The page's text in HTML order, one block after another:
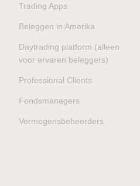
Trading Apps
Beleggen in Amerika
Daytrading platform (alleen
voor ervaren beleggers)
Professional Clients
Fondsmanagers
Vermogensbeheerders